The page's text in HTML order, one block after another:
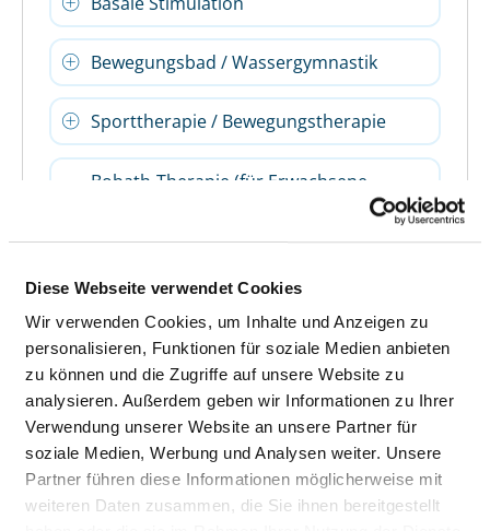
Diese Webseite verwendet Cookies
Wir verwenden Cookies, um Inhalte und Anzeigen zu
personalisieren, Funktionen für soziale Medien anbieten
zu können und die Zugriffe auf unsere Website zu
analysieren. Außerdem geben wir Informationen zu Ihrer
Verwendung unserer Website an unsere Partner für
soziale Medien, Werbung und Analysen weiter. Unsere
Partner führen diese Informationen möglicherweise mit
weiteren Daten zusammen, die Sie ihnen bereitgestellt
Bewegungsbad / Wassergymnastik
Sporttherapie / Bewegungstherapie
Bobath-Therapie (für Erwachsene
Diabetiker und Diabetikerinnen
Ergotherapie / Arbeitstherapie
Fußreflexzonenmassage
Kinästhetik